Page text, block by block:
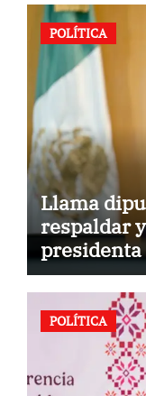
POLÍTICA
Llama
respaldar
presidenta
a la
exterior
POLÍTICA